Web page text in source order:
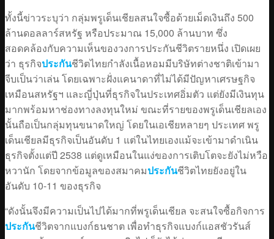
ทั้งนี้ข่าวระบุว่า กลุ่มพรูเด็นเชียลสนใจซื้อด้วยเม็ดเงินถึง 500
ล้านดอลลาร์สหรัฐ หรือประมาณ 15,000 ล้านบาท ซึ่ง
สอดคล้องกับความเห็นของวงการประกันชีวิตรายหนึ่ง เปิดเผย
ว่า ธุรกิจประกันชีวิตไทยกำลังเนื้อหอมมีบริษัทต่างชาติเข้ามา
จีบเป็นว่าเล่น โดยเฉพาะฝั่งแคนาดาที่ไม่ได้มีปัญหาเศรษฐกิจ
เหมือนสหรัฐฯ และญี่ปุ่นที่ธุรกิจในประเทศอิ่มตัว แต่ยังมีเงินทุน
มากพร้อมหาช่องทางลงทุนใหม่ ขณะที่รายของพรูเด็นเชียลเอง
นั้นถือเป็นกลุ่มทุนขนาดใหญ่ โดยในเอเชียหลายๆ ประเทศ พรู
เด็นเชียลมีธุรกิจเป็นอันดับ 1 แต่ในไทยเองแม้จะเข้ามาดำเนิน
ธุรกิจตั้งแต่ปี 2538 แต่ดูเหมือนในแง่ของการเติบโตจะยังไม่หวือ
หวานัก โดยจากข้อมูลของสมาคมประกันชีวิตไทยยังอยู่ใน
อันดับ 10-11 ของธุรกิจ
“ดังนั้นจึงมีความเป็นไปได้มากที่พรูเด็นเชียล จะสนใจซื้อกิจการ
ประกันชีวิตจากแบงก์ธนชาต เพื่อทำธุรกิจแบงก์แอสชัวรันส์